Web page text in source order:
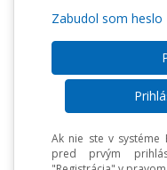
Zabudol som heslo
Ak nie ste v systéme
pred prvým